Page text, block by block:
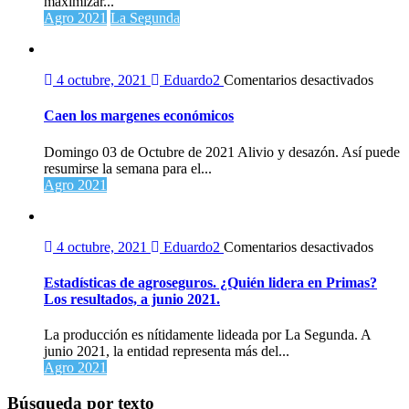
Agro 2021 La Segunda
4 octubre, 2021 Eduardo2 Comentarios desactivadosen
Caen los margenes económicos
Domingo 03 de Octubre de 2021 Alivio y desazón. Así puede
resumirse la semana para el...
Agro 2021
4 octubre, 2021 Eduardo2 Comentarios desactivadosen
de
Estadísticas de agroseguros. ¿Quién lidera en Primas?
Los resultados, a junio 2021.
La producción es nítidamente lideada por La Segunda. A
junio 2021, la entidad representa más del...
Agro 2021
Búsqueda por texto